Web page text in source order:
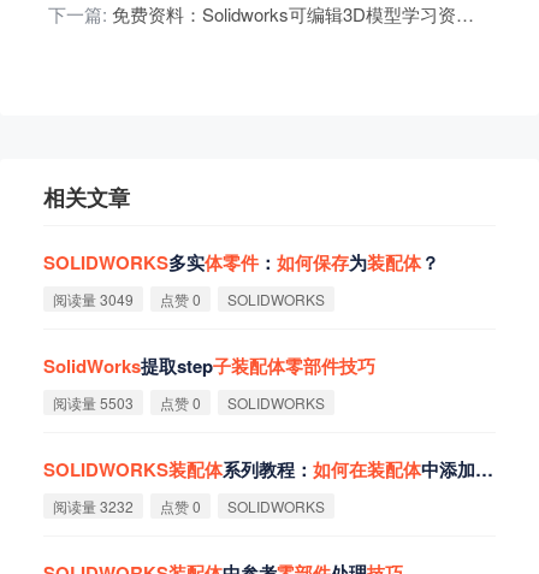
下一篇:
免费资料：Solidworks可编辑3D模型学习资源分享
相关文章
SOLIDWORKS多实体零件 ： 如何保存为装配体？
阅读量 3049 点赞 0 SOLIDWORKS
SolidWorks提取step子装配体零部件技巧
阅读量 5503 点赞 0 SOLIDWORKS
SOLIDWORKS装配体系列教程： 如何在装配体中添加零
阅读量 3232 点赞 0 SOLIDWORKS